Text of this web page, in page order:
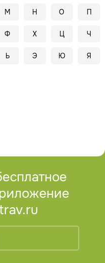
М Н О П
Ф Х Ц Ч
Ь Э Ю Я